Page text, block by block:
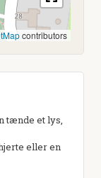
contributors
tænde et lys,
eller en